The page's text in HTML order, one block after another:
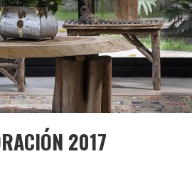
2017
MUBB DESIGN STUDIO – ESPECIAL
& DECORACIÓN 2026